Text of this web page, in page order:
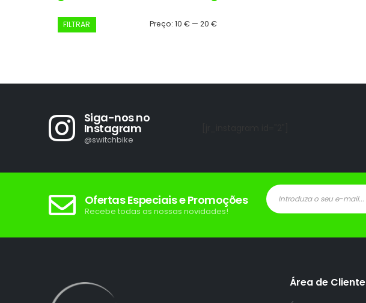
Preço
Preço
FILTRAR Preço:10 € —20 €
Siga-nos no
Instagram
@switchbike
Ofertas Especiais e Promoções
Recebe todas as nossas novidades!
Área de Cliente